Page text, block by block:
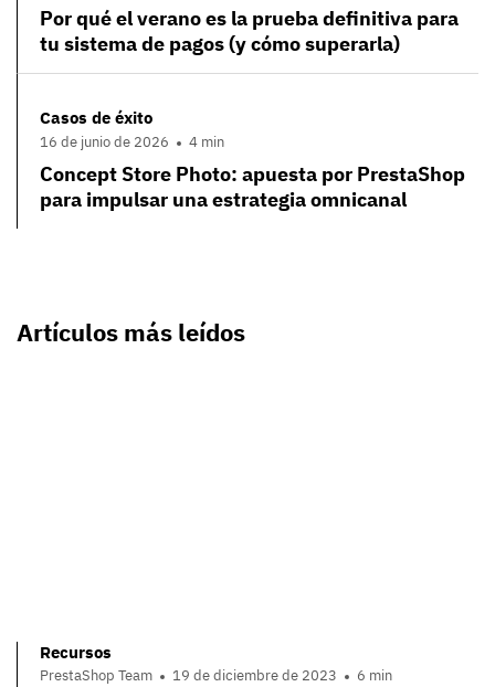
Por qué el verano es la prueba definitiva para
tu sistema de pagos (y cómo superarla)
Casos de éxito
16 de junio de 2026 4 min
Concept Store Photo: apuesta por PrestaShop
para impulsar una estrategia omnicanal
Artículos más leídos
Recursos
PrestaShop Team 19 de diciembre de 2023 6 min